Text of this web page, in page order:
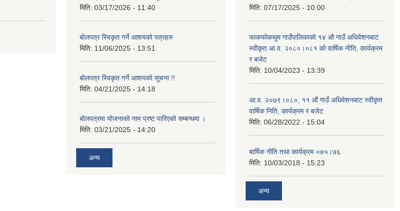
मिति: 03/17/2026 - 11:40
बोलपत्र स्विकृत गर्ने आशयको पत्रहरु
मिति: 11/06/2025 - 13:51
बोलपत्र स्विकृत गर्ने आशयको सूचना !!
मिति: 04/21/2025 - 14:18
बोलपत्रमा योजनाको नाम प्रष्ट पारिएको सम्बन्धमा ।
मिति: 03/21/2025 - 14:20
अन्य
मिति: 07/17/2025 - 10:00
फाकफोकथुम गाउँपालिकाको १४ औ गाउँ अधिवेशनबाट
स्वीकृत आ.व. २०८०।०८१ को वार्षिक नीति, कार्यक्रम
र बजेट
मिति: 10/04/2023 - 13:39
आ.व. २०७९।०८०, ११ औं गाउँ अधिवेशनबाट स्वीकृत
वार्षिक निति, कार्यक्रम र बजेट
मिति: 06/28/2022 - 15:04
बार्षिक नीति तथा कार्यक्रम ०७५।७६
मिति: 10/03/2018 - 15:23
अन्य